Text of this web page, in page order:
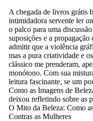
A chegada de livros grátis
intimidadora servente ler
o palco para uma
suposições e a
admitir que a violência
mas a pura criatividade e
clássico me prenderam,
monótono. Com sua
leitura fascinante, se um
Como as Imagens de
deixou refletindo sobre as
O Mito da Beleza: Como
Contras as Mulheres